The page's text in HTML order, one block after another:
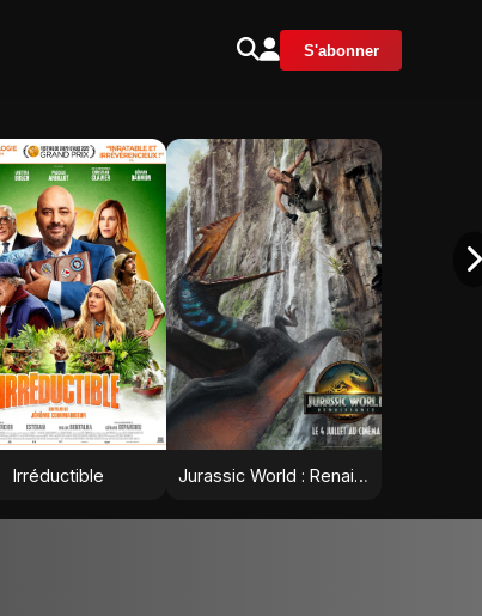
S'abonner
Irréductible Jurassic World : Renaissance